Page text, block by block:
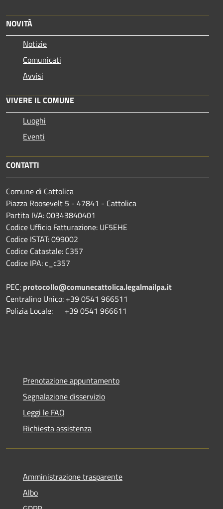
NOVITÀ
Notizie
Comunicati
Avvisi
VIVERE IL COMUNE
Luoghi
Eventi
CONTATTI
Comune di Cattolica
Piazza Roosevelt 5 - 47841 - Cattolica
Partita IVA: 00343840401
Codice Ufficio Fatturazione: UF5EHE
Codice ISTAT: 099002
Codice Catastale: C357
Codice IPA: c_c357
PEC: protocollo@comunecattolica.legalmailpa.it
Centralino Unico: +39 0541 966511
Polizia Locale: +39 0541 966611
Prenotazione appuntamento
Segnalazione disservizio
Leggi le FAQ
Richiesta assistenza
Amministrazione trasparente
Albo